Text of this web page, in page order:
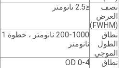
نصف
العرض
(FWHM)
≤2.5 نانومتر
نطاق
الطول
الموجي
200-1000 نانومتر ، خطوة 1
نانومتر
نطاق
0-4 OD